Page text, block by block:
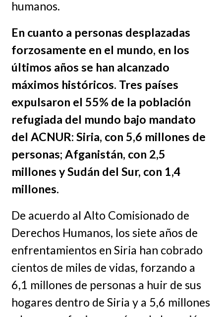
humanos.
En cuanto a personas desplazadas
forzosamente en el mundo, en los
últimos años se han alcanzado
máximos históricos. Tres países
expulsaron el 55% de la población
refugiada del mundo bajo mandato
del ACNUR: Siria, con 5,6 millones de
personas; Afganistán, con 2,5
millones y Sudán del Sur, con 1,4
millones.
De acuerdo al Alto Comisionado de
Derechos Humanos, los siete años de
enfrentamientos en Siria han cobrado
cientos de miles de vidas, forzando a
6,1 millones de personas a huir de sus
hogares dentro de Siria y a 5,6 millones